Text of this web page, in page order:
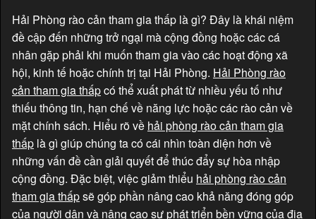
Hải Phòng rào cản tham gia thấp là gì? Đây là khái niệm
đề cập đến những trở ngại mà cộng đồng hoặc các cá
nhân gặp phải khi muốn tham gia vào các hoạt động xã
hội, kinh tế hoặc chính trị tại Hải Phòng. Hải Phòng rào
cản tham gia thấpcó thể xuất phát từ nhiều yếu tố như
thiếu thông tin, hạn chế về năng lực hoặc các rào cản về
mặt chính sách. Hiểu rõ về hải phòng rào cản tham gia
thấp là gì giúp chúng ta có cái nhìn toàn diện hơn về
những vấn đề cần giải quyết để thúc đẩy sự hòa nhập
cộng đồng. Đặc biệt, việc giảm thiểu hải phòng rào cản
tham gia thấpsẽ góp phần nâng cao khả năng đóng góp
của người dân và nâng cao sự phát triển bền vững của địa